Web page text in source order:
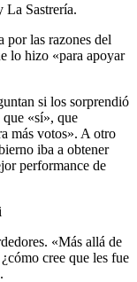
La Sastrería.
por las razones del
lo hizo «para apoyar
si los sorprendió
«sí», que
más votos». A otro
iba a obtener
performance de
«Más allá de
cree que les fue